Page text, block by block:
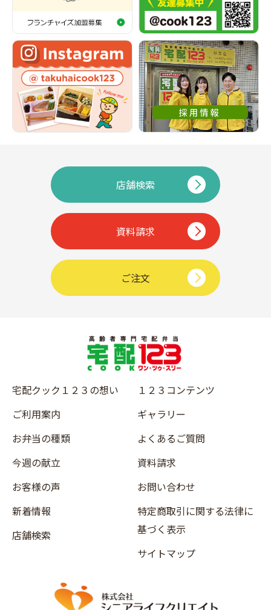
店舗検索
資料請求
ご注文
宅配クック１２３の想い
ご利用案内
お弁当の種類
今週の献立
お客様の声
新着情報
店舗検索
１２３コンテンツ
ギャラリー
よくあるご質問
資料請求
お問い合わせ
特定商取引に関する法律に
基づく表示
サイトマップ